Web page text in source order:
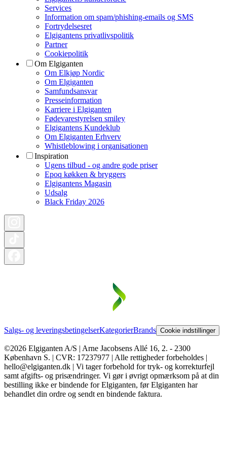
Services
Information om spam/phishing-emails og SMS
Fortrydelsesret
Elgigantens privatlivspolitik
Partner
Cookiepolitik
Om Elgiganten
Om Elkjøp Nordic
Om Elgiganten
Samfundsansvar
Presseinformation
Karriere i Elgiganten
Fødevarestyrelsen smiley
Elgigantens Kundeklub
Om Elgiganten Erhverv
Whistleblowing i organisationen
Inspiration
Ugens tilbud - og andre gode priser
Epoq køkken & bryggers
Elgigantens Magasin
Udsalg
Black Friday 2026
Salgs- og leveringsbetingelserKategorierBrands Cookie indstillinger
©2026 Elgiganten A/S | Arne Jacobsens Allé 16, 2. - 2300
København S. | CVR: 17237977 | Alle rettigheder forbeholdes |
hello@elgiganten.dk | Vi tager forbehold for tryk- og korrekturfejl
samt afgifts- og prisændringer. Vi gør i øvrigt opmærksom på at din
bestilling ikke er bindende for Elgiganten, før Elgiganten har
behandlet din ordre og sendt en bindende faktura.